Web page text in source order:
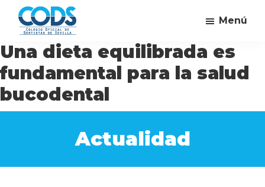
Saltar
contenido
principal
Saltar
la
barra
lateral
principal
Saltar
pie
de
página
al
dentista
Campaña
del
Colegio
Oficial
de
Menú
Una dieta equilibrada es
fundamental para la salud
bucodental
Actualidad